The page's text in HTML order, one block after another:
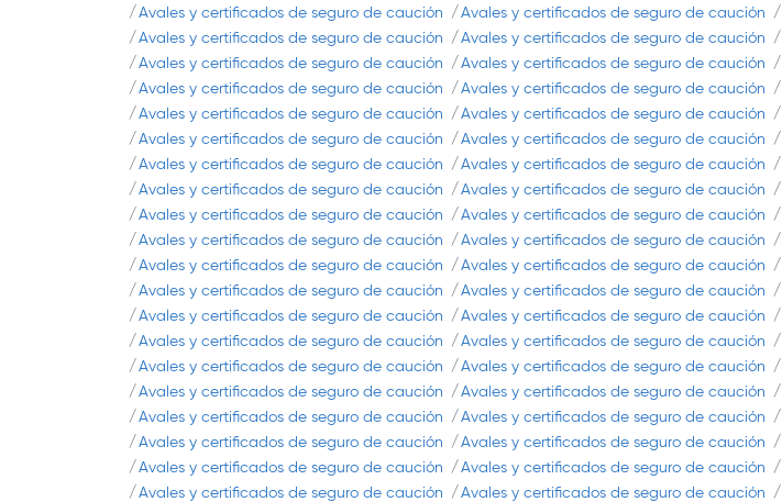
Avales y certificados de seguro de caución
Avales y certificados de seguro de caución
Avales y certificados de seguro de caución
Avales y certificados de seguro de caución
Avales y certificados de seguro de caución
Avales y certificados de seguro de caución
Avales y certificados de seguro de caución
Avales y certificados de seguro de caución
Avales y certificados de seguro de caución
Avales y certificados de seguro de caución
Avales y certificados de seguro de caución
Avales y certificados de seguro de caución
Avales y certificados de seguro de caución
Avales y certificados de seguro de caución
Avales y certificados de seguro de caución
Avales y certificados de seguro de caución
Avales y certificados de seguro de caución
Avales y certificados de seguro de caución
Avales y certificados de seguro de caución
Avales y certificados de seguro de caución
Avales y certificados de seguro de caución
Avales y certificados de seguro de caución
Avales y certificados de seguro de caución
Avales y certificados de seguro de caución
Avales y certificados de seguro de caución
Avales y certificados de seguro de caución
Avales y certificados de seguro de caución
Avales y certificados de seguro de caución
Avales y certificados de seguro de caución
Avales y certificados de seguro de caución
Avales y certificados de seguro de caución
Avales y certificados de seguro de caución
Avales y certificados de seguro de caución
Avales y certificados de seguro de caución
Avales y certificados de seguro de caución
Avales y certificados de seguro de caución
Avales y certificados de seguro de caución
Avales y certificados de seguro de caución
Avales y certificados de seguro de caución
Avales y certificados de seguro de caución